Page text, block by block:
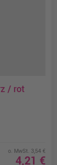
/ rot
o. MwSt. 3,54 €
4,21 €